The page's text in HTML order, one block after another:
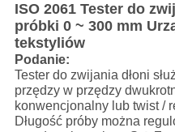
ISO 2061 Tester do
próbki 0 ~ 300 mm
tekstyliów
Podanie:
Tester do zwijania dłoni
przędzy w przędzy
konwencjonalny lub twist /
Długość próby można